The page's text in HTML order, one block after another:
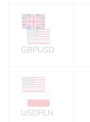
GBPUSD
USDPLN